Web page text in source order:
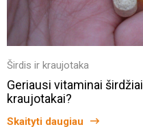
Širdis ir kraujotaka
Geriausi vitaminai
kraujotakai?
Skaityti daugiau